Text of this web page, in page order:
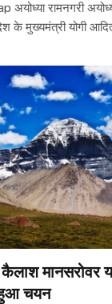
रामनगरी
के मुख्यमंत्री योगी
मानसरोवर
हुआ चयन